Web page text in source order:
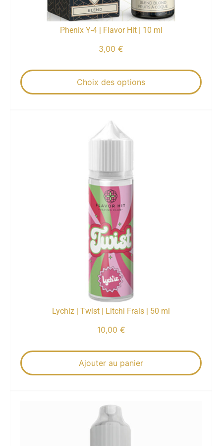
Phenix Y-4 | Flavor Hit | 10 ml
3,00 €
Choix des options
Lychiz | Twist | Litchi Frais | 50 ml
10,00 €
Ajouter au panier